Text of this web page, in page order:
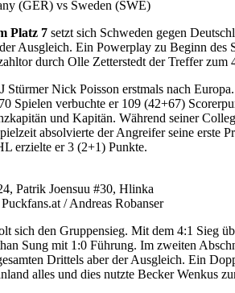
(GER) vs Sweden (SWE)
Platz 7 setzt sich Schweden gegen
Ausgleich. Ein Powerplay zu Beginn
durch Olle Zetterstedt der Treffer zum
Stürmer Nick Poisson erstmals nach
verbuchte er 109 (42+67)
und Kapitän. Während seiner
absolvierte der Angreifer seine
erzielte er 3 (2+1) Punkte.
Patrik Joensuu #30, Hlinka
/ Andreas Robanser
sich den Gruppensieg. Mit dem 4:1 Sieg
Sung mit 1:0 Führung. Im zweiten
Drittels aber der Ausgleich. Ein
alles und dies nutzte Becker Wenkus